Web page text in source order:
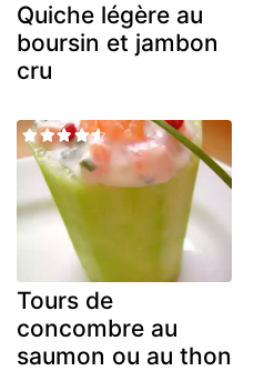
Quiche légère au
boursin et jambon
cru
Tours de
concombre au
saumon ou au thon